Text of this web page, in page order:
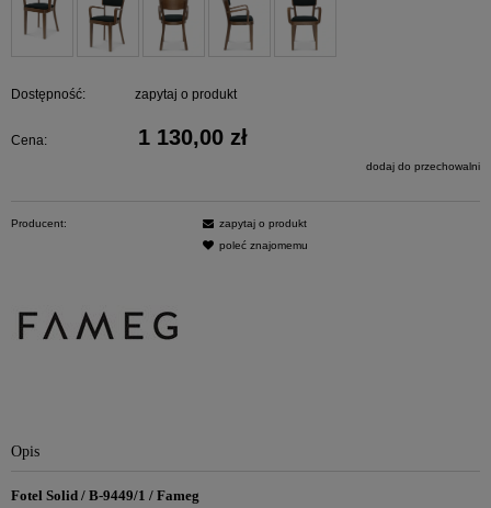
Dostępność: zapytaj o produkt
Cena: 1 130,00 zł
dodaj do przechowalni
Producent:
zapytaj o produkt
poleć znajomemu
Opis
Fotel Solid / B-9449/1 / Fameg